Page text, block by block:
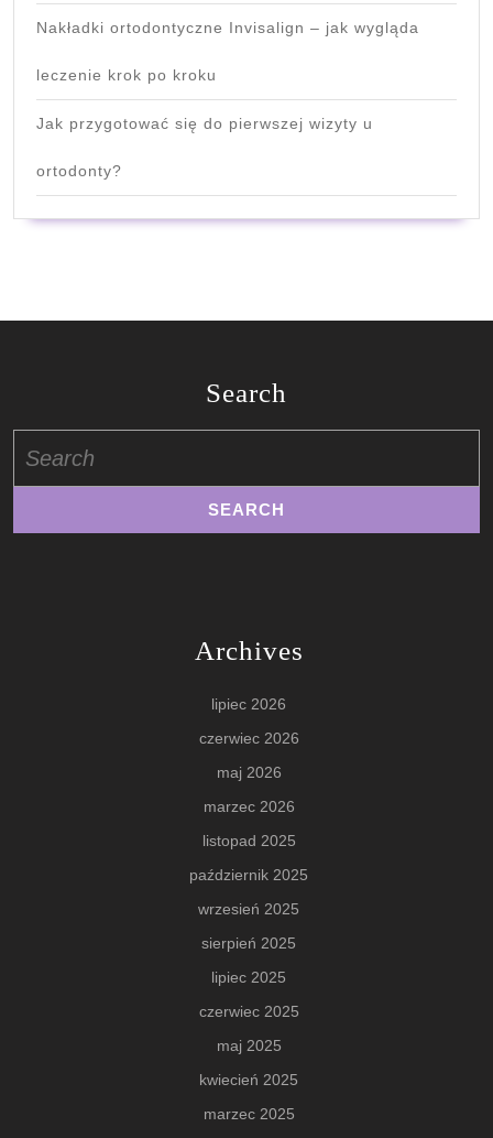
Nakładki ortodontyczne Invisalign – jak wygląda
leczenie krok po kroku
Jak przygotować się do pierwszej wizyty u
ortodonty?
Search
for:
Archives
lipiec 2026
czerwiec 2026
maj 2026
marzec 2026
listopad 2025
październik 2025
wrzesień 2025
sierpień 2025
lipiec 2025
czerwiec 2025
maj 2025
kwiecień 2025
marzec 2025